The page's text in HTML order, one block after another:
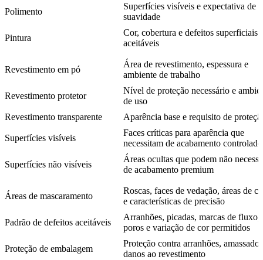
Polimento
Superfícies visíveis e expectativa de
suavidade
Pintura
Cor, cobertura e defeitos superficiais
aceitáveis
Revestimento em pó
Área de revestimento, espessura e
ambiente de trabalho
Revestimento protetor
Nível de proteção necessário e
de uso
Revestimento transparente
Aparência base e requisito de
Superfícies visíveis
Faces críticas para aparência que
necessitam de acabamento controlado
Superfícies não visíveis
Áreas ocultas que podem não
de acabamento premium
Áreas de mascaramento
Roscas, faces de vedação, áreas de
e características de precisão
Padrão de defeitos aceitáveis
Arranhões, picadas, marcas de fluxo,
poros e variação de cor permitidos
Proteção de embalagem
Proteção contra arranhões,
danos ao revestimento